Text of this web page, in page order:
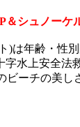
＆シュノーケ
)は年齢・性
水上安全法
ビーチの美